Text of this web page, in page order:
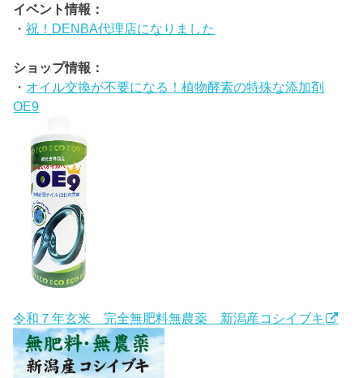
イベント情報：
・祝！DENBA代理店になりました
ショップ情報：
・ オイル交換が不要になる！植物酵素の特殊な添加剤
OE9
令和７年玄米 完全無肥料無農薬 新潟産コシイブキ